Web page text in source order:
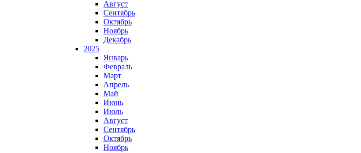
Август
Сентябрь
Октябрь
Ноябрь
Декабрь
2025
Январь
Февраль
Март
Апрель
Май
Июнь
Июль
Август
Сентябрь
Октябрь
Ноябрь